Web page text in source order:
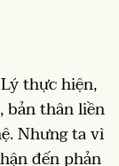
thực hiện,
bản thân liền
Nhưng ta vì
đến phản